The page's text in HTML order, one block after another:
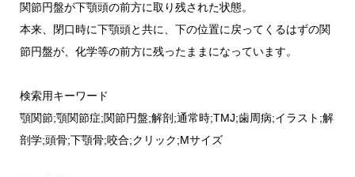
関節円盤が下顎頭の前方に取り残された状態。
本来、閉口時に下顎頭と共に、下の位置に戻ってくるはずの関
節円盤が、化学等の前方に残ったままになっています。
検索用キーワード
顎関節;顎関節症;関節円盤;解剖;通常時;TMJ;歯周病;イラスト;解
剖学;頭骨;下顎骨;咬合;クリック;Mサイズ